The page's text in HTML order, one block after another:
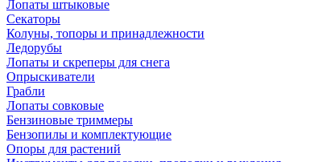
Лопаты штыковые
Секаторы
Колуны, топоры и принадлежности
Ледорубы
Лопаты и скреперы для снега
Опрыскиватели
Грабли
Лопаты совковые
Бензиновые триммеры
Бензопилы и комплектующие
Опоры для растений